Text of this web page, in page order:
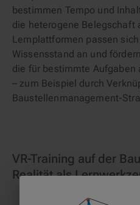
bestimmen Tempo und
die heterogene Belegschaft
Lernplattformen passen
Wissensstand an und
die für bestimmte Aufgaben
– zum Beispiel durch
Baustellenmanagement-
VR-Training auf der
Realität als